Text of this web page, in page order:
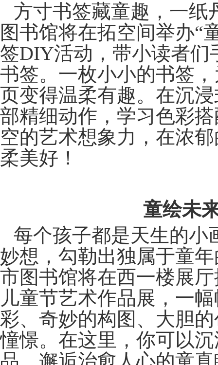
方寸书签藏童趣，一纸
图书馆将在拓空间举办“
签DIY活动，带小读者们
书签。一枚小小的书签
页变得温柔有趣。在沉
部精细动作，学习色彩
空的艺术想象力，在浓
柔美好！
童绘未
每个孩子都是天生的小
妙想，勾勒出独属于童
市图书馆将在西一楼展
儿童节艺术作品展，一
彩、奇妙的构图、大胆
憧憬。在这里，你可以